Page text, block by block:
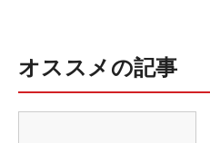
オススメの記事